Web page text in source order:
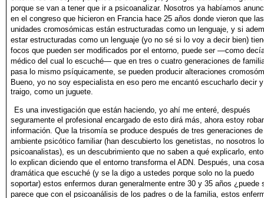
porque se van a tener que ir a psicoanalizar. Nosotros ya habíamos
en el congreso que hicieron en Francia hace 25 años donde vieron que las
unidades cromosómicas están estructuradas como un lenguaje, y si
estar estructuradas como un lenguaje (yo no sé si lo voy a decir bien)
focos que pueden ser modificados por el entorno, puede ser —como
médico del cual lo escuché— que en tres o cuatro generaciones de
pasa lo mismo psíquicamente, se pueden producir alteraciones
Bueno, yo no soy especialista en eso pero me encantó escucharlo decir
traigo, como un juguete.
Es una investigación que están haciendo, yo ahí me enteré, después
seguramente el profesional encargado de esto dirá más, ahora estoy
información. Que la trisomía se produce después de tres generaciones
ambiente psicótico familiar (han descubierto los genetistas, no nosotros
psicoanalistas), es un descubrimiento que no saben a qué explicarlo,
lo explican diciendo que el entorno transforma el ADN. Después, una cosa
dramática que escuché (y se la digo a ustedes porque solo no la puedo
soportar) estos enfermos duran generalmente entre 30 y 35 años ¿puede
parece que con el psicoanálisis de los padres o de la familia, estos